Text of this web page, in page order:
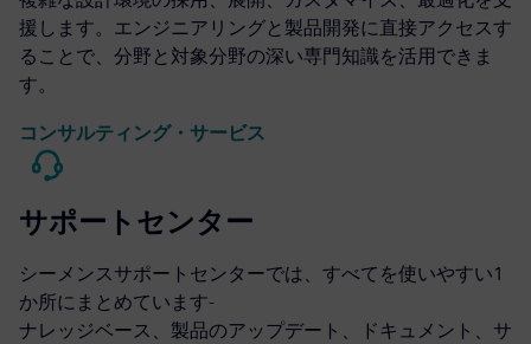
援します。エンジニアリングと製品開発に直接アクセスす
ることで、分野と対象分野の深い専門知識を活用できま
す。
コンサルティング・サービス
サポートセンター
シーメンスサポートセンターでは、すべてを使いやすい1
か所にまとめています-
ナレッジベース、製品のアップデート、ドキュメント、サ